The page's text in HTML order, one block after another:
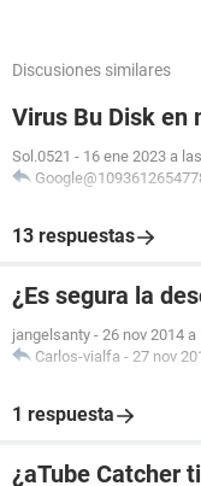
Discusiones similares
Virus Bu Disk en
Sol.0521 - 16 ene 2023 a
13 respuestas
¿Es segura la
jangelsanty - 26 nov 2014 a
Carlos-vialfa - 27 nov
1 respuesta
¿aTube Catcher